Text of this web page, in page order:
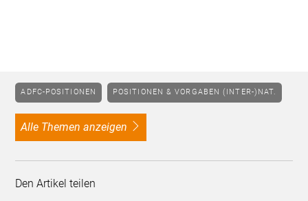
ADFC-POSITIONEN POSITIONEN & VORGABEN (INTER-)NAT.
alle Themen anzeigen
Den Artikel teilen